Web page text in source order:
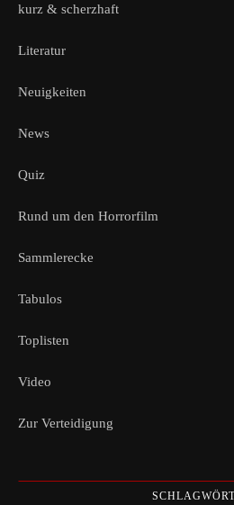
kurz & scherzhaft
Literatur
Neuigkeiten
News
Quiz
Rund um den Horrorfilm
Sammlerecke
Tabulos
Toplisten
Video
Zur Verteidigung